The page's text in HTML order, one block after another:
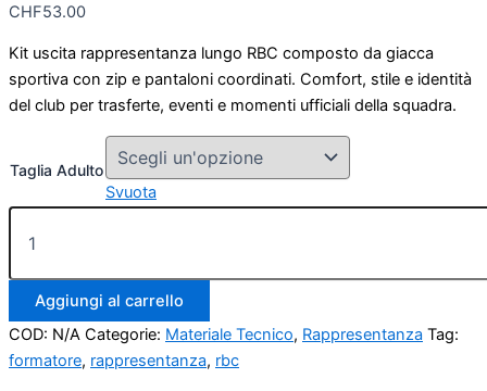
CHF53.00
Kit uscita rappresentanza lungo RBC composto da giacca
sportiva con zip e pantaloni coordinati. Comfort, stile e identità
del club per trasferte, eventi e momenti ufficiali della squadra.
Taglia Adulto
Svuota
Kit
Rappresentanza
Formatore
quantità
Aggiungi al carrello
COD: N/A Categorie: Materiale Tecnico, Rappresentanza Tag:
formatore, rappresentanza, rbc